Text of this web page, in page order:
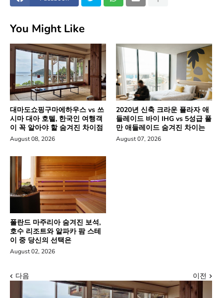
You Might Like
대마도쇼핑구마에하우스 vs 쓰
시마 대아 호텔, 한국인 여행객
이 꼭 알아야 할 숨겨진 차이점
August 08, 2026
2020년 신축 크라운 플라자 애
들레이드 바이 IHG vs 5성급 풀
만 애들레이드 숨겨진 차이는
August 07, 2026
폴란드 마주리아 숨겨진 보석,
호수 리조트와 알파카 팜 스테
이 중 당신의 선택은
August 02, 2026
다음 이전